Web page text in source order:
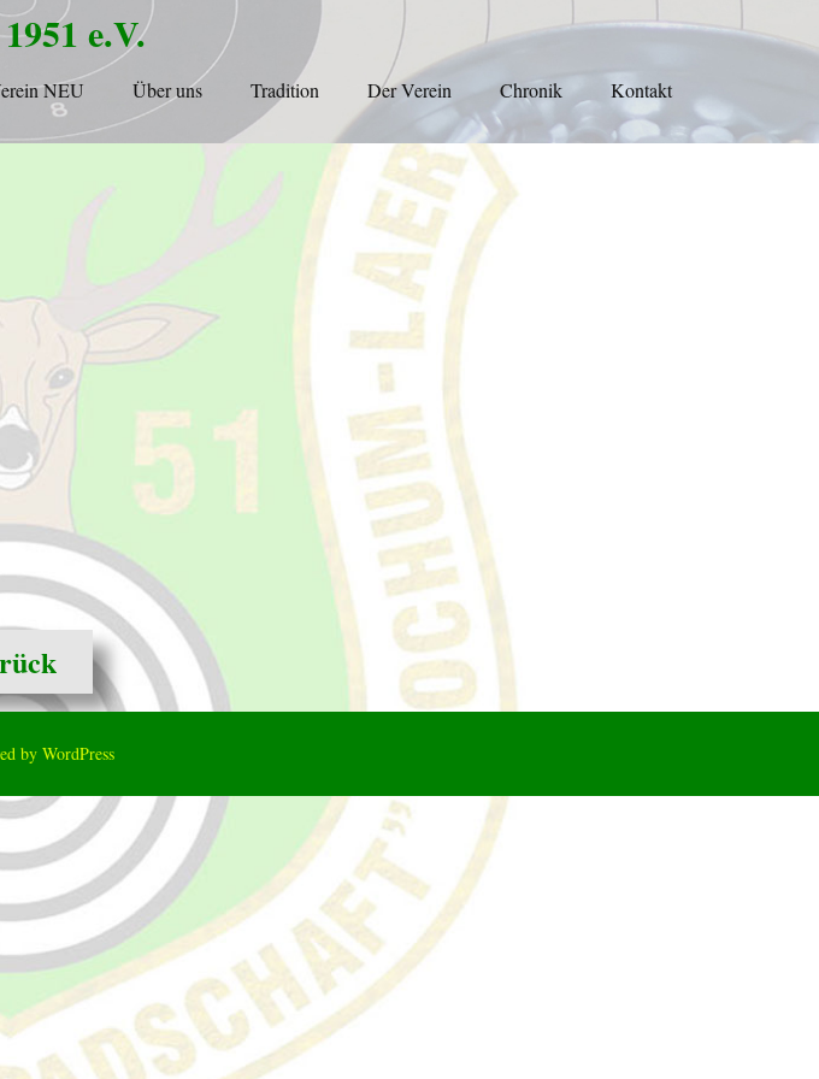
e.V.
NEU Über uns Tradition Der Verein Chronik Kontakt
by WordPress